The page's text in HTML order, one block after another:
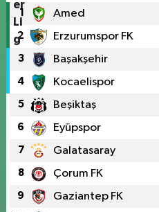
1 Amed
2 Erzurumspor FK
3 Başakşehir
4 Kocaelispor
5 Beşiktaş
6 Eyüpspor
7 Galatasaray
8 Çorum FK
9 Gaziantep FK